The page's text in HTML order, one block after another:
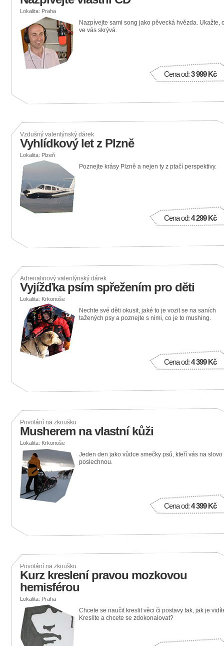
Lokalita: Praha
Nazpívejte sami song jako pěvecká hvězda. Ukažte,
ve vás skrývá.
Cena od:3 999 Kč
Vzdušný valentýnský dárek
Vyhlídkový let z Plzně
Lokalita: Plzeň
Poznejte krásy Plzně a nejen ty z ptačí perspektivy.
Cena od:4 299 Kč
Adrenalinový valentýnský dárek
Vyjížďka psím spřežením pro děti
Lokalita: Krkonoše
Nechte své děti okusit, jaké to je vozit se na saních
tažených psy a poznejte s nimi, co je to mushing.
Cena od:4 399 Kč
Povolání na zkoušku
Musherem na vlastní kůži
Lokalita: Krkonoše
Jeden den jako vůdce smečky psů, kteří vás na slovo
poslechnou.
Cena od:4 399 Kč
Povolání na zkoušku
Kurz kreslení pravou mozkovou
hemisférou
Lokalita: Praha
Chcete se naučit kreslit věci či postavy tak, jak je
Kreslíte a chcete se zdokonalovat?